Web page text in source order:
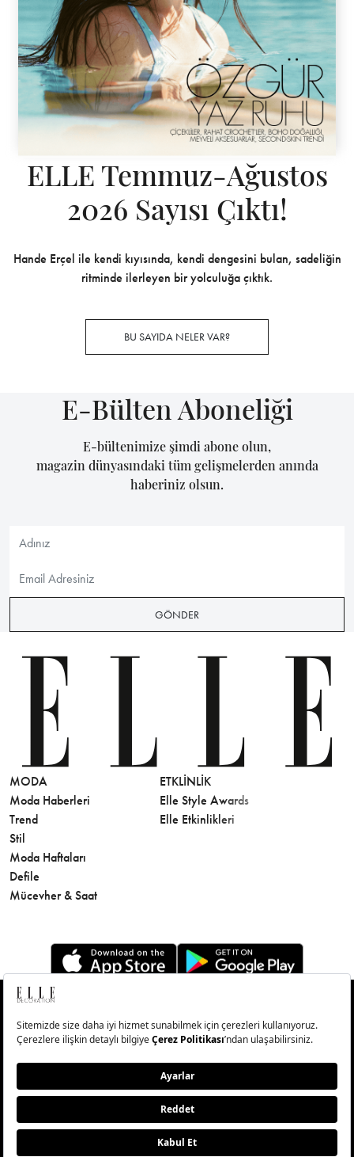
ELLE Temmuz-Ağustos
2026 Sayısı Çıktı!
Hande Erçel ile kendi kıyısında, kendi dengesini bulan, sadeliğin
ritminde ilerleyen bir yolculuğa çıktık.
BU SAYIDA NELER VAR?
E-Bülten Aboneliği
E-bültenimize şimdi abone olun,
magazin dünyasındaki tüm gelişmelerden anında
haberiniz olsun.
GÖNDER
MODA
Moda Haberleri
Trend
Stil
Moda Haftaları
Defile
Mücevher & Saat
ETKLINLIK
Elle Style Awards
Elle Etkinlikleri
© Big Medya Teknoloji A.Ş. Altunizade Mahallesi Kuşbakışı
Caddesi No:27/1 Üsküdar/İstanbul
Copyright © 2026 - Tüm Hakları Saklıdır.